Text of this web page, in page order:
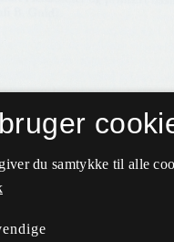
du samtykke til alle